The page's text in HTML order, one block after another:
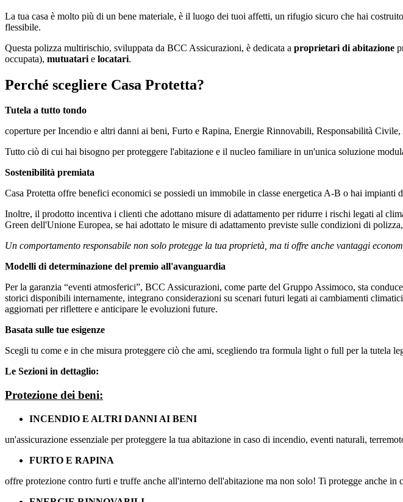
La tua casa è molto più di un bene materiale, è il luogo dei tuoi affetti, un rifugio sicuro che hai
flessibile.
Questa polizza multirischio, sviluppata da BCC Assicurazioni, è dedicata a proprietari di abitazione
occupata), mutuatari e locatari.
Perché scegliere Casa Protetta?
Tutela a tutto tondo
coperture per Incendio e altri danni ai beni, Furto e Rapina, Energie Rinnovabili, Responsabilità Civile,
Tutto ciò di cui hai bisogno per proteggere l'abitazione e il nucleo familiare in un'unica soluzione
Sostenibilità premiata
Casa Protetta offre benefici economici se possiedi un immobile in classe energetica A-B o hai impianti
Inoltre, il prodotto incentiva i clienti che adottano misure di adattamento per ridurre i rischi legati al
Green dell'Unione Europea, se hai adottato le misure di adattamento previste sulle condizioni di
Un comportamento responsabile non solo protegge la tua proprietà, ma ti offre anche vantaggi
Modelli di determinazione del premio all'avanguardia
Per la garanzia “eventi atmosferici”, BCC Assicurazioni, come parte del Gruppo Assimoco, sta
storici disponibili internamente, integrano considerazioni su scenari futuri legati ai cambiamenti
aggiornati per riflettere e anticipare le evoluzioni future.
Basata sulle tue esigenze
Scegli tu come e in che misura proteggere ciò che ami, scegliendo tra formula light o full per la tutela
Le Sezioni in dettaglio:
Protezione dei beni:
INCENDIO E ALTRI DANNI AI BENI
un'assicurazione essenziale per proteggere la tua abitazione in caso di incendio, eventi naturali,
FURTO E RAPINA
offre protezione contro furti e truffe anche all'interno dell'abitazione ma non solo! Ti protegge anche